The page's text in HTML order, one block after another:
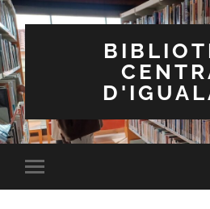
Toggle
mobile